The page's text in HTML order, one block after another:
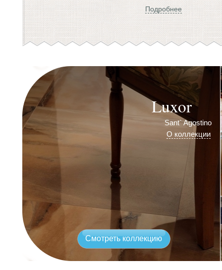
Подробнее
Luxor
Sant` Agostino
О коллекции
Смотреть коллекцию